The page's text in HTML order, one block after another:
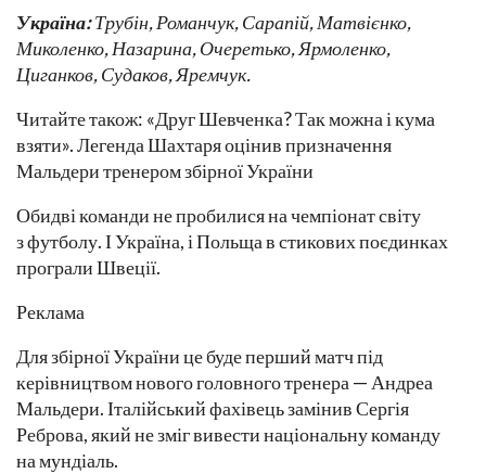
Україна:Трубін, Романчук, Сарапій, Матвієнко,
Миколенко, Назарина, Очеретько, Ярмоленко,
Циганков, Судаков, Яремчук.
Читайте також: «Друг Шевченка? Так можна і кума
взяти». Легенда Шахтаря оцінив призначення
Мальдери тренером збірної України
Обидві команди не пробилися на чемпіонат світу
з футболу. І Україна, і Польща в стикових поєдинках
програли Швеції.
Реклама
Для збірної України це буде перший матч під
керівництвом нового головного тренера — Андреа
Мальдери. Італійський фахівець замінив Сергія
Реброва, який не зміг вивести національну команду
на мундіаль.